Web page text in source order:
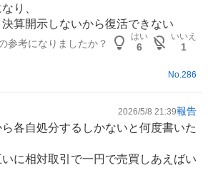
り、
算開示しないから復活できない
参考になりましたか？
はい
6
いいえ
1
No. 286
2026/5/8 21:39報告
ら各自処分するしかないと何度書いた
に相対取引で一円で売買しあえばい